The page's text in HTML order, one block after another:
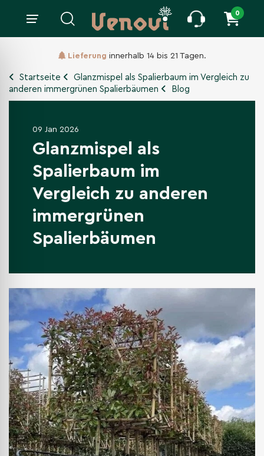
0
Lieferung innerhalb 14 bis 21 Tagen.
Startseite
Glanzmispel als Spalierbaum im Vergleich zu
anderen immergrünen Spalierbäumen
Blog
09 Jan 2026
Glanzmispel als
Spalierbaum im
Vergleich zu anderen
immergrünen
Spalierbäumen